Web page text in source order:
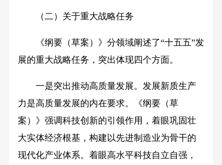
（二）关于重大战略任务
《纲要（草案）》分领域阐述了“十五五”发
展的重大战略任务，突出体现四个方面。
一是突出推动高质量发展。发展新质生产
力是高质量发展的内在要求。《纲要（草
案）》强调科技创新的引领作用，着眼巩固壮
大实体经济根基，构建以先进制造业为骨干的
现代化产业体系。着眼高水平科技自立自强，